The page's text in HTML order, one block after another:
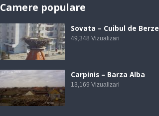
Camere populare
Sovata – Cuibul de Berze
49,348 Vizualizari
Carpinis – Barza Alba
13,169 Vizualizari